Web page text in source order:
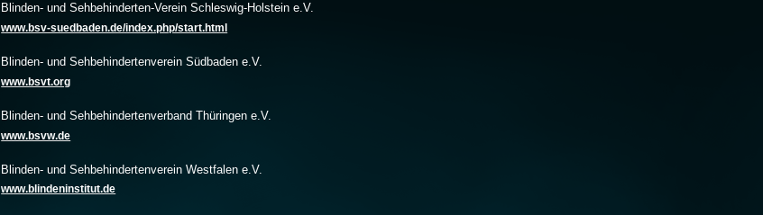
Blinden- und Sehbehinderten-Verein Schleswig-Holstein e.V.
www.bsv-suedbaden.de/index.php/start.html
Blinden- und Sehbehindertenverein Südbaden e.V.
www.bsvt.org
Blinden- und Sehbehindertenverband Thüringen e.V.
www.bsvw.de
Blinden- und Sehbehindertenverein Westfalen e.V.
www.blindeninstitut.de